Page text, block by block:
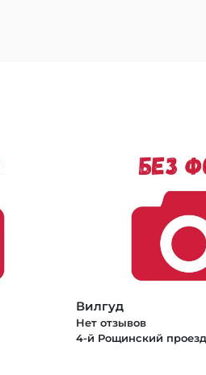
Вилгуд
Нет отзывов
4-й Рощинский проезд,